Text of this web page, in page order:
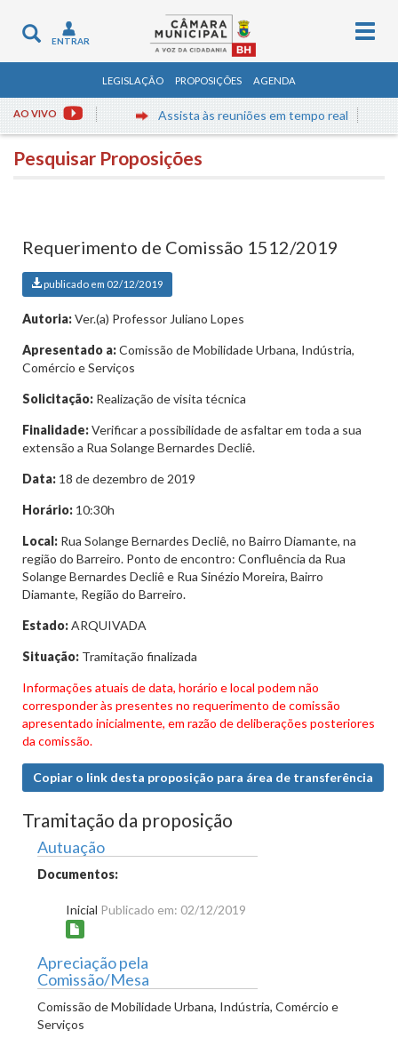
Toggle
navigation
ENTRAR
LEGISLAÇÃO PROPOSIÇÕES AGENDA
AO VIVO Assista às reuniões em tempo real
Pesquisar Proposições
Requerimento de Comissão 1512/2019
publicado em 02/12/2019
Autoria:Ver.(a) Professor Juliano Lopes
Apresentado a:Comissão de Mobilidade Urbana, Indústria,
Comércio e Serviços
Solicitação: Realização de visita técnica
Finalidade:Verificar a possibilidade de asfaltar em toda a sua
extensão a Rua Solange Bernardes Decliê.
Data: 18 de dezembro de 2019
Horário: 10:30h
Local: Rua Solange Bernardes Decliê, no Bairro Diamante, na
região do Barreiro. Ponto de encontro: Confluência da Rua
Solange Bernardes Decliê e Rua Sinézio Moreira, Bairro
Diamante, Região do Barreiro.
Estado:ARQUIVADA
Situação: Tramitação finalizada
Informações atuais de data, horário e local podem não
corresponder às presentes no requerimento de comissão
apresentado inicialmente, em razão de deliberações posteriores
da comissão.
Copiar o link desta proposição para área de transferência
Tramitação da proposição
Autuação
Documentos:
Inicial Publicado em: 02/12/2019
Apreciação pela
Comissão/Mesa
Comissão de Mobilidade Urbana, Indústria, Comércio e
Serviços